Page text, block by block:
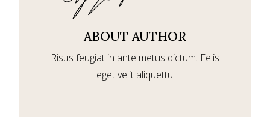
ABOUT AUTHOR
Risus feugiat in ante metus dictum. Felis
eget velit aliquettu